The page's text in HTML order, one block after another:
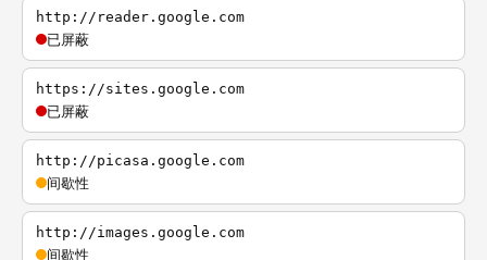
http://reader.google.com
已屏蔽
https://sites.google.com
已屏蔽
http://picasa.google.com
间歇性
http://images.google.com
间歇性